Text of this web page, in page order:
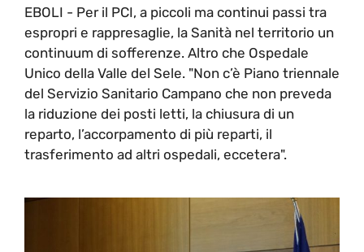
EBOLI - Per il PCI, a piccoli ma continui passi tra
espropri e rappresaglie, la Sanità nel territorio un
continuum di sofferenze. Altro che Ospedale
Unico della Valle del Sele. "Non c’è Piano triennale
del Servizio Sanitario Campano che non preveda
la riduzione dei posti letti, la chiusura di un
reparto, l’accorpamento di più reparti, il
trasferimento ad altri ospedali, eccetera".